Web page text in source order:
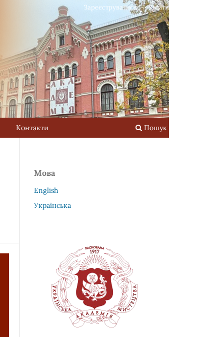
Контакти Пошук
Зареєструватися Увійти
Мова
English
Українська